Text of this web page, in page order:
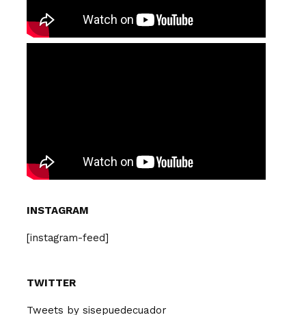
INSTAGRAM
[instagram-feed]
TWITTER
Tweets by sisepuedecuador